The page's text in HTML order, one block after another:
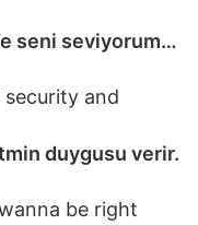
seni seviyorum…
security and
duygusu verir.
be right